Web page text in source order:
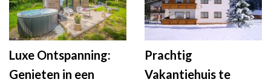
Luxe Ontspanning:
Genieten in een
Prachtig
Vakantiehuis te